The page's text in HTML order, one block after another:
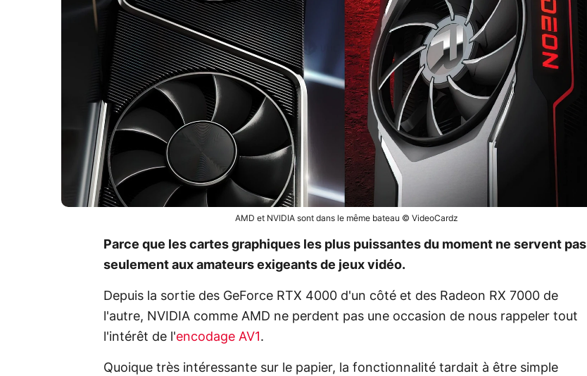
AMD et NVIDIA sont dans le même bateau © VideoCardz
Parce que les cartes graphiques les plus puissantes du moment ne servent pas
seulement aux amateurs exigeants de jeux vidéo.
Depuis la sortie des GeForce RTX 4000 d'un côté et des Radeon RX 7000 de
l'autre, NVIDIA comme AMD ne perdent pas une occasion de nous rappeler tout
l'intérêt de l'encodage AV1 .
Quoique très intéressante sur le papier, la fonctionnalité tardait à être simple